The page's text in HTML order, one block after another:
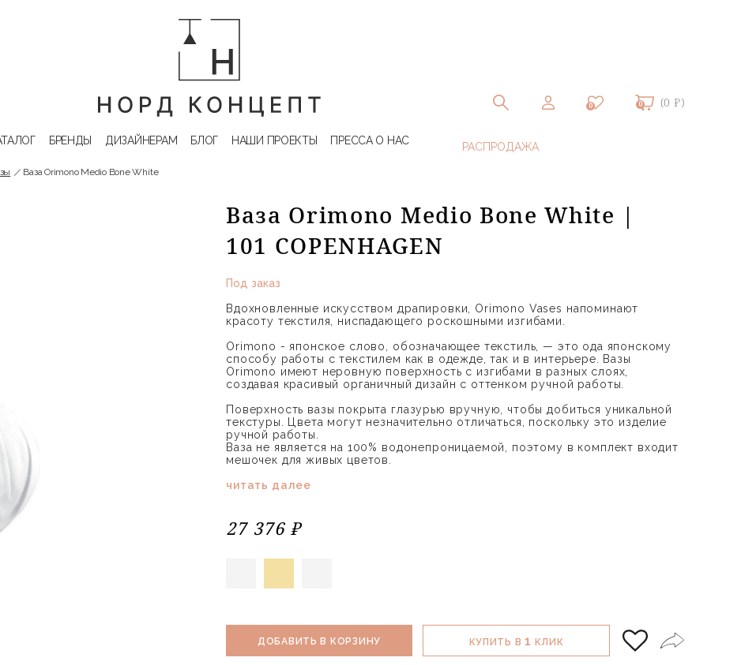
0 0 (0 ₽)
БРЕНДЫ ДИЗАЙНЕРАМ БЛОГ НАШИ ПРОЕКТЫ ПРЕССА О НАС
Ваза Orimono Medio Bone White
Ваза Orimono Medio Bone White |
101 COPENHAGEN
Под заказ
Вдохновленные искусством драпировки, Orimono Vases напоминают
красоту текстиля, ниспадающего роскошными изгибами.
Orimono - японское слово, обозначающее текстиль, — это ода японскому
способу работы с текстилем как в одежде, так и в интерьере. Вазы
Orimono имеют неровную поверхность с изгибами в разных слоях,
создавая красивый органичный дизайн с оттенком ручной работы.
Поверхность вазы покрыта глазурью вручную, чтобы добиться уникальной
текстуры. Цвета могут незначительно отличаться, поскольку это изделие
ручной работы.
Ваза не является на 100% водонепроницаемой, поэтому в комплект входит
мешочек для живых цветов.
читать далее
27 376 ₽
ДОБАВИТЬ В КОРЗИНУ КУПИТЬ В1 КЛИК